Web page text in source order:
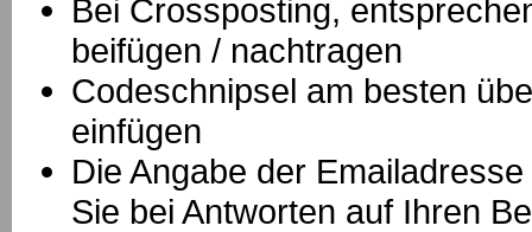
Bei Crossposting,
beifügen / nachtragen
Codeschnipsel am besten
einfügen
Die Angabe der
Sie bei Antworten auf Ihren